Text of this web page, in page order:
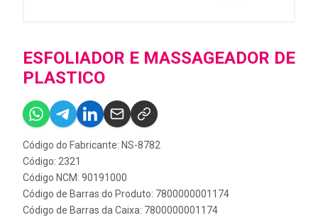
ESFOLIADOR E MASSAGEADOR DE
PLASTICO
Código do Fabricante: NS-8782
Código: 2321
Código NCM: 90191000
Código de Barras do Produto: 7800000001174
Código de Barras da Caixa: 7800000001174